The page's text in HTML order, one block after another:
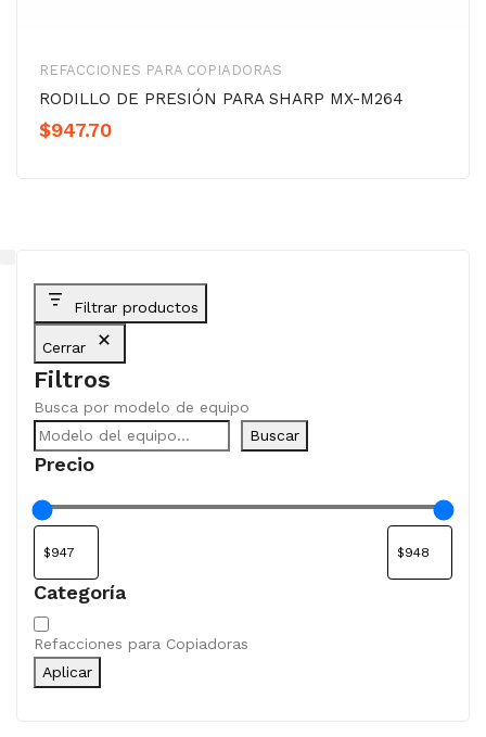
REFACCIONES PARA COPIADORAS
RODILLO DE PRESIÓN PARA SHARP MX-M264
$947.70
Filtrar productos
Cerrar
Filtros
Busca por modelo de equipo
Buscar
Precio
Categoría
Categoría
Refacciones para Copiadoras
Aplicar